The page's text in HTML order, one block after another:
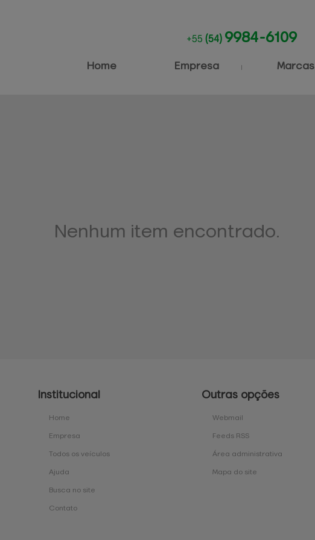
+55 (54) 9984-6109
Home Empresa Marcas
Nenhum item encontrado.
Institucional
Home
Empresa
Todos os veículos
Ajuda
Busca no site
Contato
Outras opções
Webmail
Feeds RSS
Área administrativa
Mapa do site